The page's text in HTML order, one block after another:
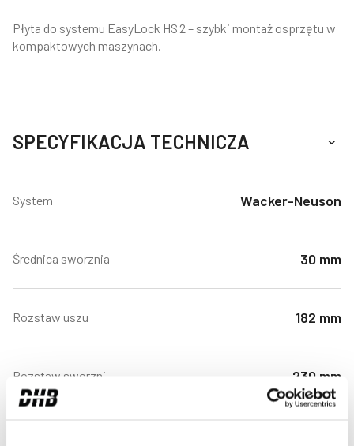
Płyta do systemu EasyLock HS 2 – szybki montaż osprzętu w
kompaktowych maszynach.
SPECYFIKACJA TECHNICZA
System Wacker-Neuson
Średnica sworznia 30 mm
Rozstaw uszu 182 mm
Rozstaw sworzni 230 mm